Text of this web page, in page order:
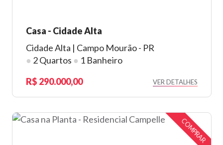
Casa - Cidade Alta
Cidade Alta | Campo Mourão - PR
● 2 Quartos ● 1 Banheiro
290.000,00
VER DETALHES
COMPRAR